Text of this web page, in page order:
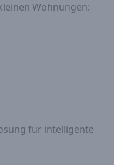
Wohnungen:
für intelligente